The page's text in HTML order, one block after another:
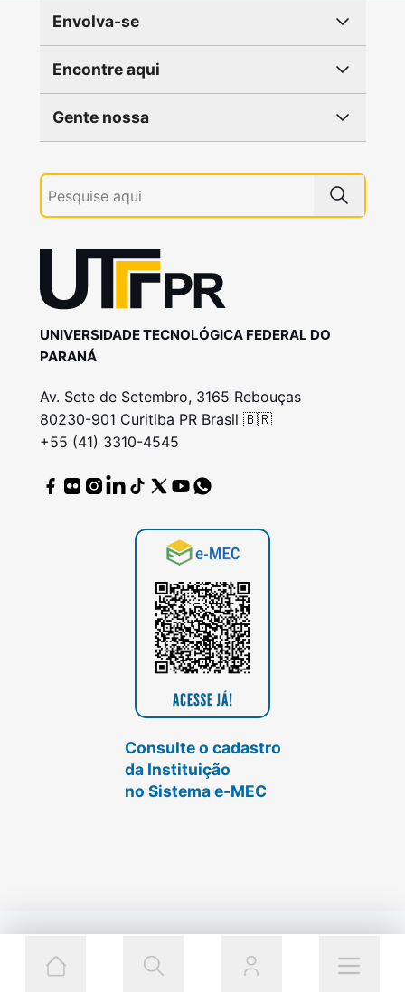
Envolva-se
Encontre aqui
Gente nossa
UNIVERSIDADE TECNOLÓGICA FEDERAL DO
PARANÁ
Av. Sete de Setembro, 3165 Rebouças
80230-901 Curitiba PR Brasil 🇧🇷
+55 (41) 3310-4545
Consulte o cadastro
da Instituição
no Sistema e-MEC